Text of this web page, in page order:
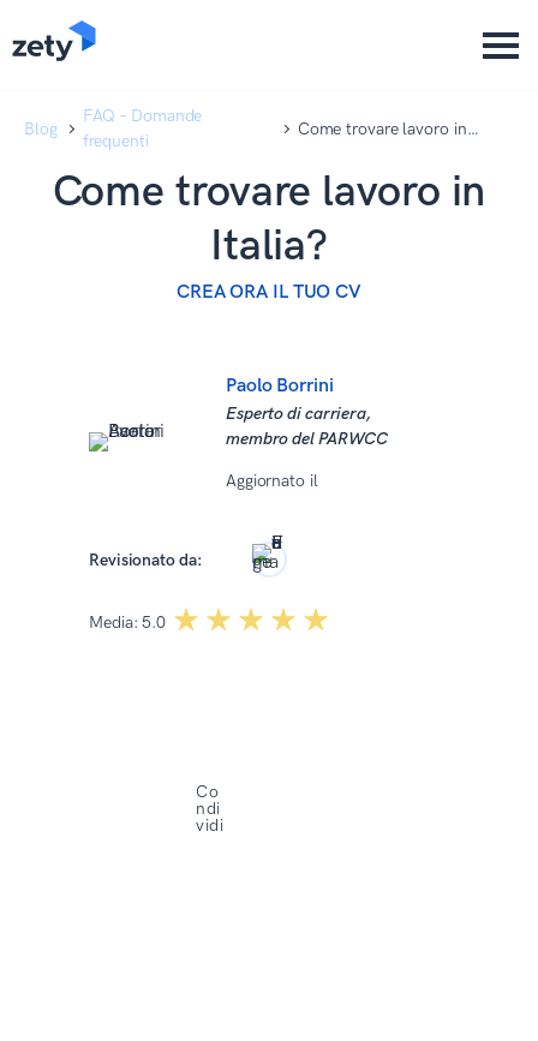
Blog
FAQ – Domande
frequenti
Come trovare lavoro in
Come trovare lavoro in
Italia?
CREA ORA IL TUO CV
Paolo Borrini
Esperto di carriera,
membro del PARWCC
Aggiornato il01 Aprile 2025
Revisionato da:
Media:5.0 ☆☆☆☆☆
★★★★★
Co
ndi
vidi